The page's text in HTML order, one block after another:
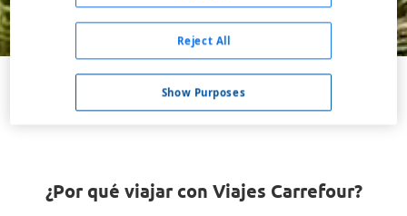
Buscar
VER TODOS LOS HOTELES BARATOS EN NANCY
¿Por qué viajar con Viajes Carrefour?
Show Purposes
Reject All